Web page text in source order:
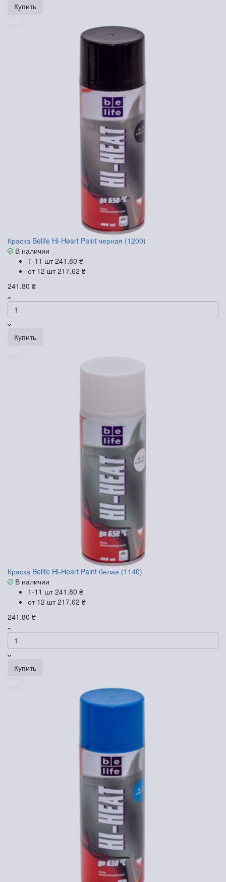
Купить
Краска Belife Hi-Heart Paint черная (1200)
В наличии
1-11 шт241.80 ₴
от 12 шт217.62 ₴
241.80 ₴
Купить
Краска Belife Hi-Heart Paint белая (1140)
В наличии
1-11 шт241.80 ₴
от 12 шт217.62 ₴
241.80 ₴
Купить